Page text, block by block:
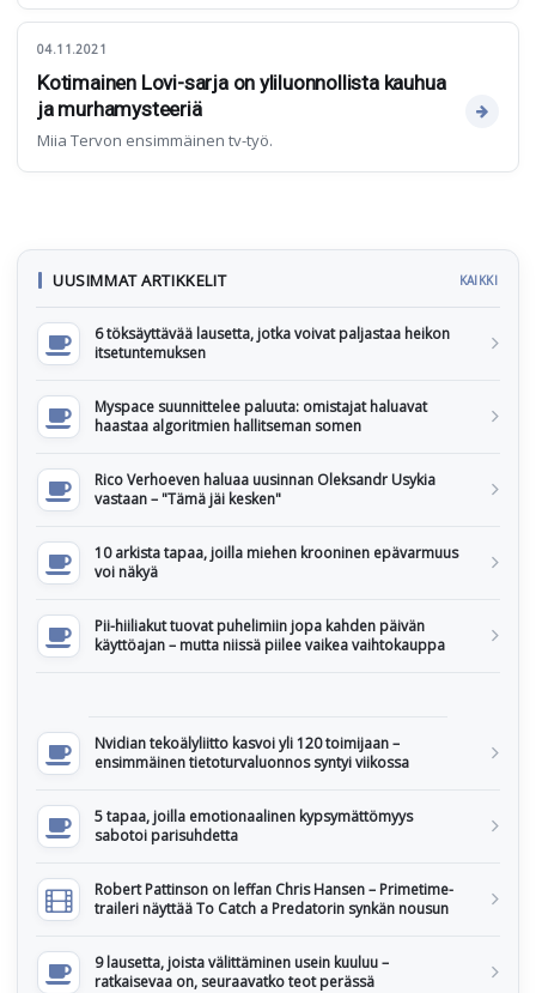
04.11.2021
Kotimainen Lovi-sarja on yliluonnollista kauhua
ja murhamysteeriä
Miia Tervon ensimmäinen tv-työ.
UUSIMMAT ARTIKKELIT KAIKKI
6 töksäyttävää lausetta, jotka voivat paljastaa heikon
itsetuntemuksen
Myspace suunnittelee paluuta: omistajat haluavat
haastaa algoritmien hallitseman somen
Rico Verhoeven haluaa uusinnan Oleksandr Usykia
vastaan – "Tämä jäi kesken"
10 arkista tapaa, joilla miehen krooninen epävarmuus
voi näkyä
Pii-hiiliakut tuovat puhelimiin jopa kahden päivän
käyttöajan – mutta niissä piilee vaikea vaihtokauppa
Nvidian tekoälyliitto kasvoi yli 120 toimijaan –
ensimmäinen tietoturvaluonnos syntyi viikossa
5 tapaa, joilla emotionaalinen kypsymättömyys
sabotoi parisuhdetta
Robert Pattinson on leffan Chris Hansen – Primetime-
traileri näyttää To Catch a Predatorin synkän nousun
9 lausetta, joista välittäminen usein kuuluu –
ratkaisevaa on, seuraavatko teot perässä